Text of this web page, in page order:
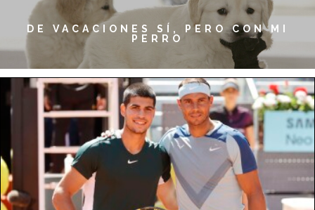
ALQUILA YA TU COCHE PARA ESTE VERANO